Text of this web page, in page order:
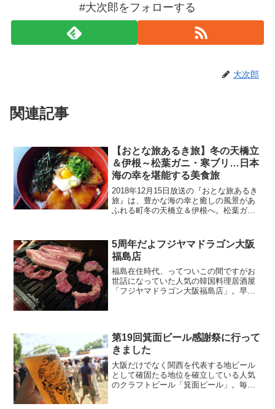
#大次郎をフォローする
大次郎
関連記事
【おとな旅あるき旅】冬の天橋立
＆伊根～松葉ガニ・寒ブリ…日本
海の幸を堪能する美食旅
2018年12月15日放送の『おとな旅あるき
旅』は、豊かな海の幸と癒しの風景があ
ふれる町冬の天橋立＆伊根へ。松葉ガニ
5周年だよフジヤマドラゴン大阪
福島店
福島在住時代、ってついこの間ですがお
世話になっていた人気の韓国料理居酒屋
「フジヤマドラゴン大阪福島店」。早い
も歳を取ってしまった...
第19回箕面ビール感謝祭に行って
きました
大阪だけでなく関西を代表する地ビール
として確固たる地位を確立している人気
のクラフトビール「箕面ビール」。毎年